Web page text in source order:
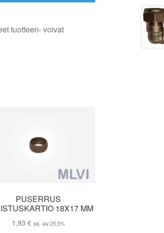
tuotteen- voivat
PUSERRUS
18X17 MM
1,93€ sis. alv 25,5%